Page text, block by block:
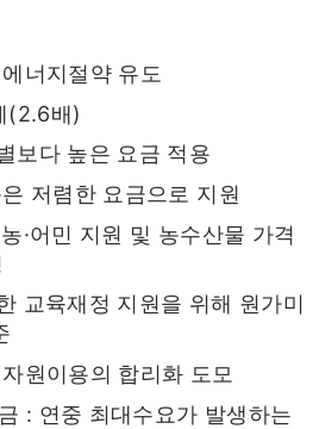
너지절약 유도
(2.6배)
보다 높은 요금 적용
저렴한 요금으로 지원
·어민 지원 및 농수산물 가격
교육재정 지원을 위해 원가미
원이용의 합리화 도모
: 연중 최대수요가 발생하는